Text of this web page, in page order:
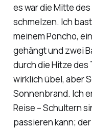
es war die Mitte
schmelzen. Ich
meinem Poncho,
gehängt und zwei
durch die Hitze des
wirklich übel, aber
Sonnenbrand. Ich
Reise – Schultern
passieren kann;